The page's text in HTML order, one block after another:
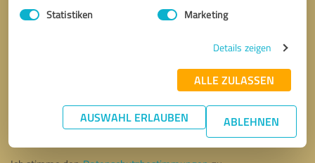
Statistiken Marketing
Details zeigen
ALLE ZULASSEN
AUSWAHL ERLAUBEN ABLEHNEN
* Erforderliche Angaben
Nachricht senden